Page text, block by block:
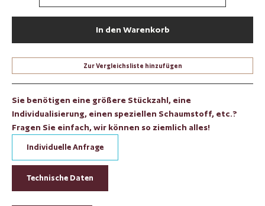
In den Warenkorb
Zur Vergleichsliste hinzufügen
Sie benötigen eine größere Stückzahl, eine
Individualisierung, einen speziellen Schaumstoff, etc.?
Fragen Sie einfach, wir können so ziemlich alles!
Individuelle Anfrage
Technische Daten